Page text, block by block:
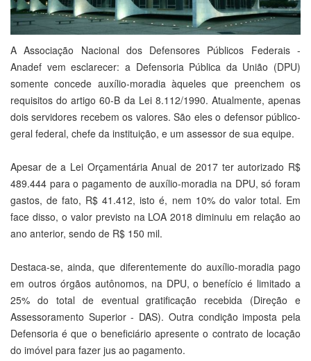
A Associação Nacional dos Defensores Públicos Federais -
Anadef vem esclarecer: a Defensoria Pública da União (DPU)
somente concede auxílio-moradia àqueles que preenchem os
requisitos do artigo 60-B da Lei 8.112/1990. Atualmente, apenas
dois servidores recebem os valores. São eles o defensor público-
geral federal, chefe da instituição, e um assessor de sua equipe.
Apesar de a Lei Orçamentária Anual de 2017 ter autorizado R$
489.444 para o pagamento de auxílio-moradia na DPU, só foram
gastos, de fato, R$ 41.412, isto é, nem 10% do valor total. Em
face disso, o valor previsto na LOA 2018 diminuiu em relação ao
ano anterior, sendo de R$ 150 mil.
Destaca-se, ainda, que diferentemente do auxílio-moradia pago
em outros órgãos autônomos, na DPU, o benefício é limitado a
25% do total de eventual gratificação recebida (Direção e
Assessoramento Superior - DAS). Outra condição imposta pela
Defensoria é que o beneficiário apresente o contrato de locação
do imóvel para fazer jus ao pagamento.